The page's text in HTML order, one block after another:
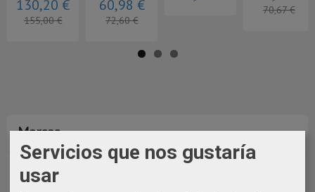
Marcas
130,20 €
155,00 €
60,98 €
72,60 €
70,67 €
Servicios que nos gustaría
usar